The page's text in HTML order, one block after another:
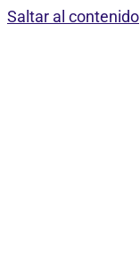
Saltar al contenido